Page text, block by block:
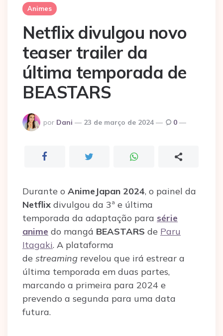
Animes
Netflix divulgou novo
teaser trailer da
última temporada de
BEASTARS
Postado
por
por Dani 23 de março de 2024 0
Durante o AnimeJapan 2024, o painel da
Netflix divulgou da 3ª e última
temporada da adaptação para série
anime do mangá BEASTARS de Paru
Itagaki. A plataforma
de streaming revelou que irá estrear a
última temporada em duas partes,
marcando a primeira para 2024 e
prevendo a segunda para uma data
futura.